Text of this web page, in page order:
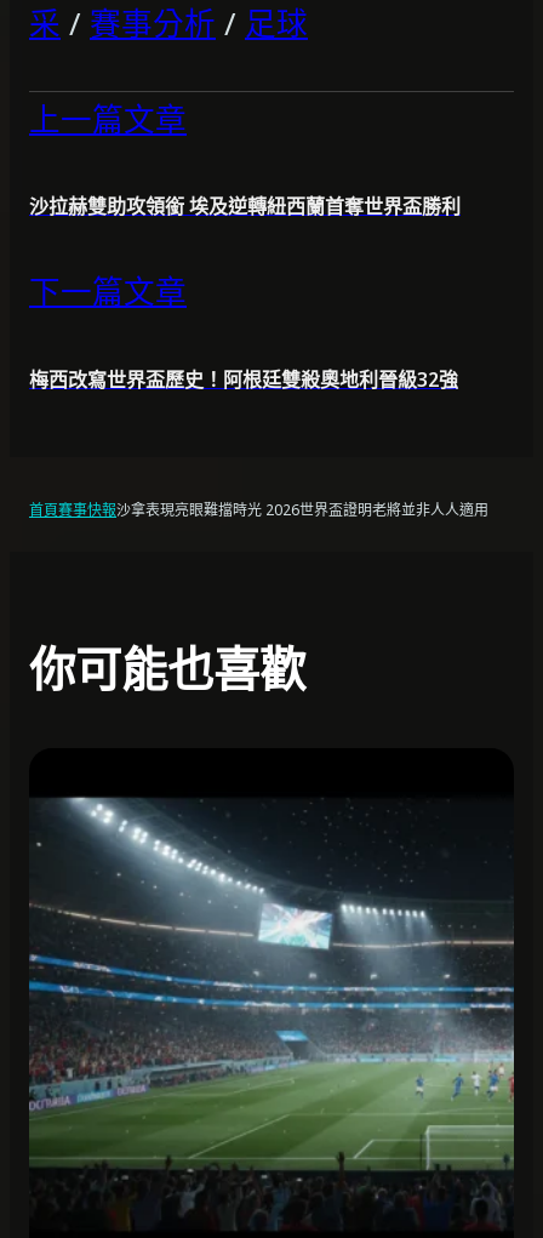
采 / 賽事分析 / 足球
上一篇文章
沙拉赫雙助攻領銜 埃及逆轉紐西蘭首奪世界盃勝利
下一篇文章
梅西改寫世界盃歷史！阿根廷雙殺奧地利晉級32強
首頁賽事快報沙拿表現亮眼難擋時光 2026世界盃證明老將並非人人適用
你可能也喜歡